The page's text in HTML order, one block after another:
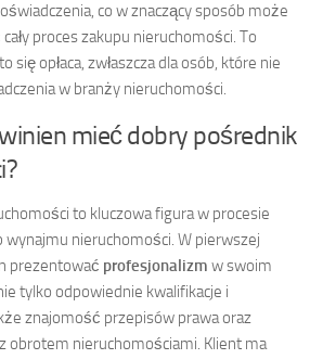
co w znaczący sposób może
proces zakupu nieruchomości. To
się opłaca, zwłaszcza dla osób, które nie
w branży nieruchomości.
mieć dobry pośrednik
to kluczowa figura w procesie
wynajmu nieruchomości. W pierwszej
prezentować profesjonalizm w swoim
tylko odpowiednie kwalifikacje i
znajomość przepisów prawa oraz
obrotem nieruchomościami. Klient ma